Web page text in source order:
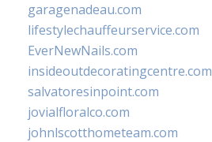
garagenadeau.com
lifestylechauffeurservice.com
EverNewNails.com
insideoutdecoratingcentre.com
salvatoresinpoint.com
jovialfloralco.com
johnlscotthometeam.com